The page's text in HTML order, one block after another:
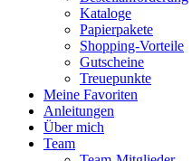
Kataloge
Papierpakete
Shopping-Vorteile
Gutscheine
Treuepunkte
Meine Favoriten
Anleitungen
Über mich
Team